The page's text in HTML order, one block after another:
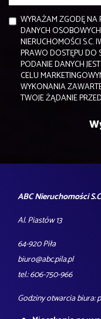
WYRAŻAM ZGODĘ NA
DANYCH
NIERUCHOMOŚCI S.C.
PRAWO DOSTĘPU DO
PODANIE DANYCH
CELU
WYKONANIA
TWOJE ŻĄDANIE
ABC Nieruchomości
Al. Piastów 13
64-920 Piła
biuro@abc.pila.pl
tel.: 606-750-966
Godziny otwarcia biura: